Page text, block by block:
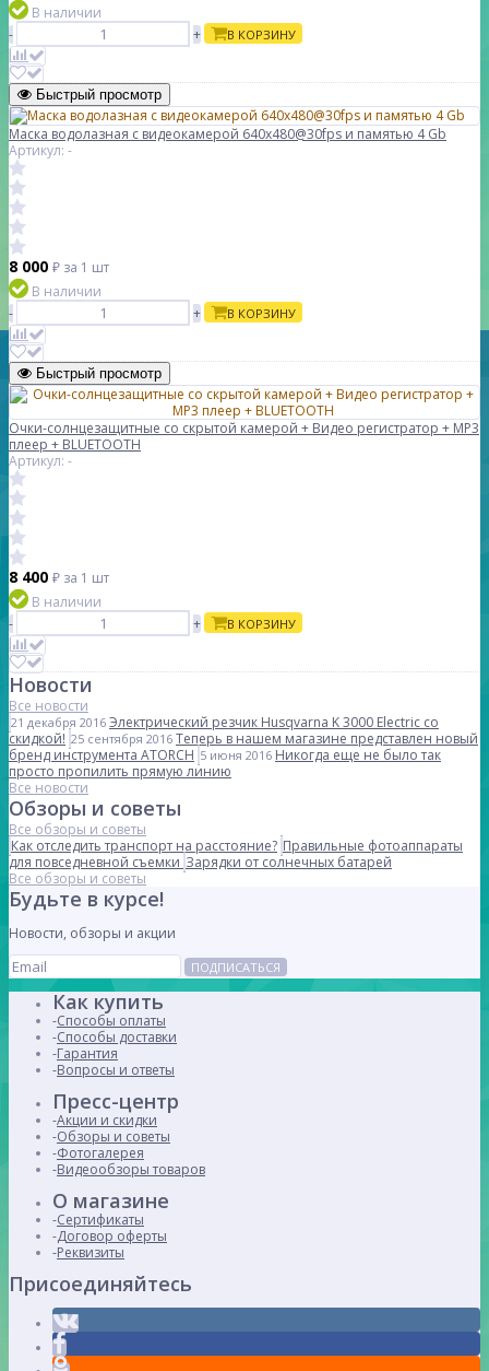
В наличии
-
+ В КОРЗИНУ
Быстрый просмотр
Маска водолазная с видеокамерой 640х480@30fps и памятью 4 Gb
Артикул: -
8 000 ₽ за 1 шт
В наличии
-
+ В КОРЗИНУ
Быстрый просмотр
Очки-солнцезащитные со скрытой камерой + Видео регистратор + MP3
плеер + BLUETOOTH
Артикул: -
8 400 ₽ за 1 шт
В наличии
-
+ В КОРЗИНУ
Новости
Все новости
21 декабря 2016 Электрический резчик Husqvarna K 3000 Electric со
скидкой! 25 сентября 2016 Теперь в нашем магазине представлен новый
бренд инструмента ATORCH 5 июня 2016 Никогда еще не было так
просто пропилить прямую линию
Все новости
Обзоры и советы
Все обзоры и советы
Как отследить транспорт на расстояние? Правильные фотоаппараты
для повседневной съемки Зарядки от солнечных батарей
Все обзоры и советы
Будьте в курсе!
Новости, обзоры и акции
ПОДПИСАТЬСЯ
Как купить
Способы оплаты
Способы доставки
Гарантия
Вопросы и ответы
Пресс-центр
Акции и скидки
Обзоры и советы
Фотогалерея
Видеообзоры товаров
О магазине
Сертификаты
Договор оферты
Реквизиты
Присоединяйтесь